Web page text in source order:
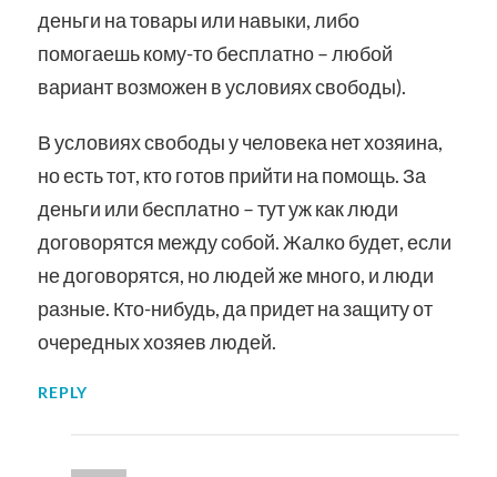
деньги на товары или навыки, либо
помогаешь кому-то бесплатно – любой
вариант возможен в условиях свободы).
В условиях свободы у человека нет хозяина,
но есть тот, кто готов прийти на помощь. За
деньги или бесплатно – тут уж как люди
договорятся между собой. Жалко будет, если
не договорятся, но людей же много, и люди
разные. Кто-нибудь, да придет на защиту от
очередных хозяев людей.
REPLY